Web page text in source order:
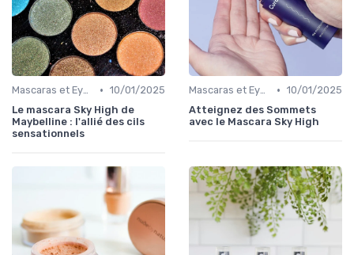
Mascaras et Eyeliners • 10/01/2025
Le mascara Sky High de
Maybelline : l'allié des cils
sensationnels
Mascaras et Eyeliners • 10/01/2025
Atteignez des Sommets
avec le Mascara Sky High